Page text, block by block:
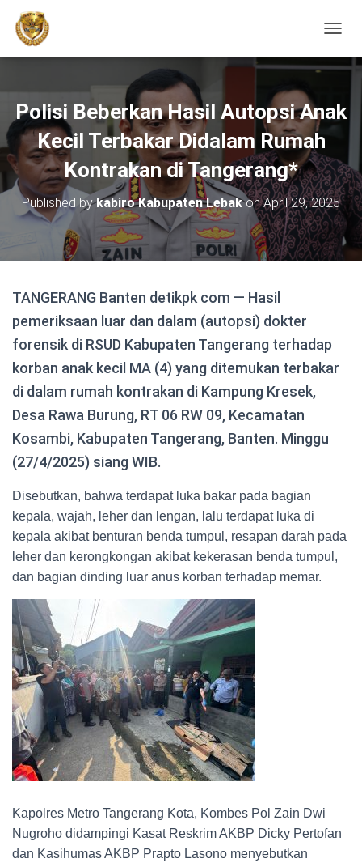
Polisi Beberkan Hasil Autopsi Anak
Kecil Terbakar Didalam Rumah
Kontrakan di Tangerang*
Published bykabiro Kabupaten LebakonApril 29, 2025
TANGERANG Banten detikpk com — Hasil
pemeriksaan luar dan dalam (autopsi) dokter
forensik di RSUD Kabupaten Tangerang terhadap
korban anak kecil MA (4) yang ditemukan terbakar
di dalam rumah kontrakan di Kampung Kresek,
Desa Rawa Burung, RT 06 RW 09, Kecamatan
Kosambi, Kabupaten Tangerang, Banten. Minggu
(27/4/2025) siang WIB.
Disebutkan, bahwa terdapat luka bakar pada bagian
kepala, wajah, leher dan lengan, lalu terdapat luka di
kepala akibat benturan benda tumpul, resapan darah pada
leher dan kerongkongan akibat kekerasan benda tumpul,
dan bagian dinding luar anus korban terhadap memar.
Kapolres Metro Tangerang Kota, Kombes Pol Zain Dwi
Nugroho didampingi Kasat Reskrim AKBP Dicky Pertofan
dan Kasihumas AKBP Prapto Lasono menyebutkan